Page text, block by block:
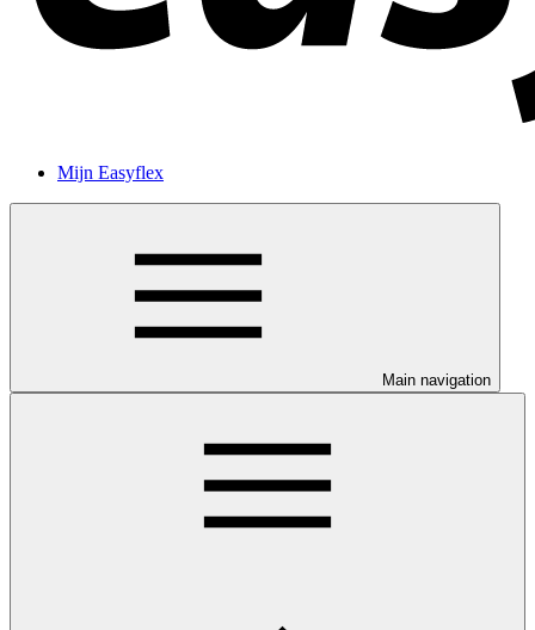
Mijn Easyflex
Main navigation